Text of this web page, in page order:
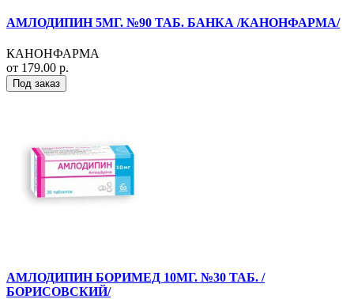
АМЛОДИПИН 5МГ. №90 ТАБ. БАНКА /КАНОНФАРМА/
КАНОНФАРМА
от 179.00 р.
Под заказ
АМЛОДИПИН БОРИМЕД 10МГ. №30 ТАБ. /
БОРИСОВСКИЙ/